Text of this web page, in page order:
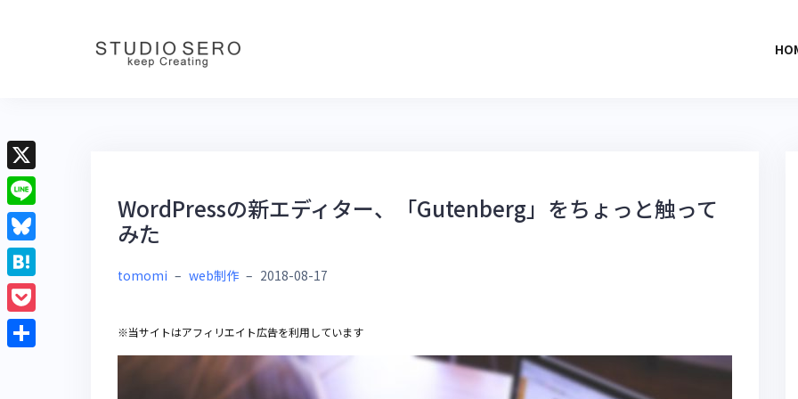
WordPressの新エディター、「Gutenberg」をちょっと触って
みた
tomomi – web制作 – 2018-08-17
※当サイトはアフィリエイト広告を利用しています
X
L
i
n
e
B
l
u
e
H
a
t
P